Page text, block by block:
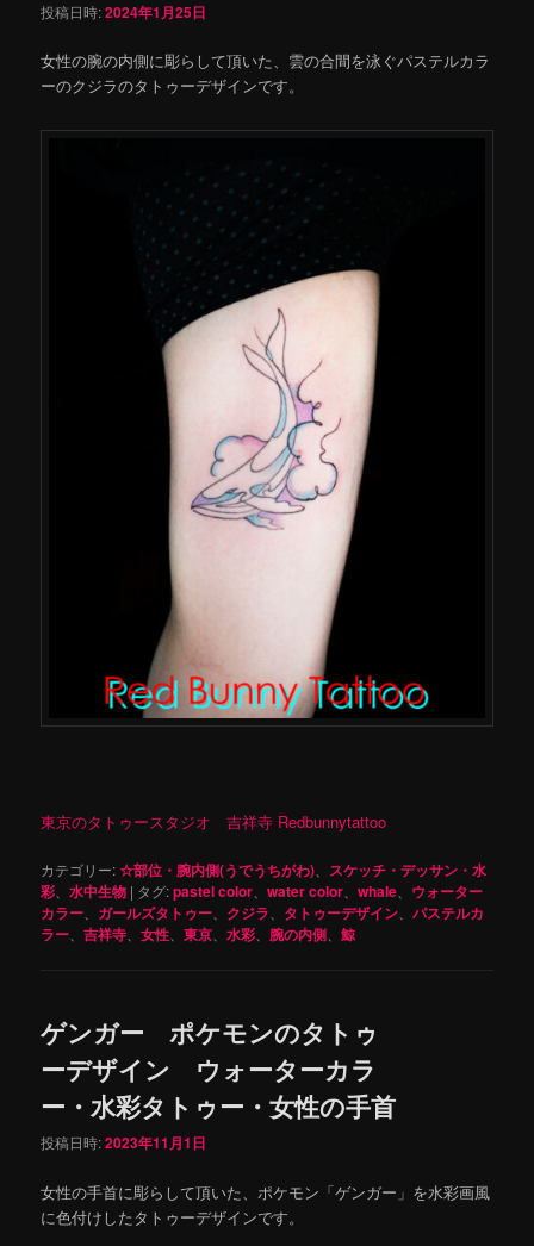
投稿日時:2024年1月25日
女性の腕の内側に彫らして頂いた、雲の合間を泳ぐパステルカラ
ーのクジラのタトゥーデザインです。
東京のタトゥースタジオ 吉祥寺 Redbunnytattoo
カテゴリー:☆部位・腕内側(うでうちがわ)
スケッチ・デッサン・水
彩 、水中生物 | タグ:pastel color 、water color 、whale
ウォーター
カラー
ガールズタトゥー クジラ タトゥーデザイン 、パステルカ
ラー 、吉祥寺 、女性 、東京 、水彩 腕の内側 、鯨
ゲンガー ポケモンのタトゥ
ーデザイン ウォーターカラ
ー・水彩タトゥー・女性の手首
投稿日時:2023年11月1日
女性の手首に彫らして頂いた、ポケモン「ゲンガー」を水彩画風
に色付けしたタトゥーデザインです。